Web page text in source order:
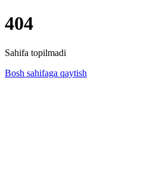
404
Sahifa topilmadi
Bosh sahifaga qaytish